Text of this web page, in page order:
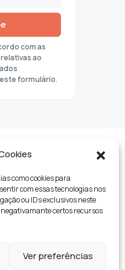
como cookies para
com essas tecnologias nos
ou IDs exclusivos neste
certos recursos
Ver preferências
com as
ao
formulário.